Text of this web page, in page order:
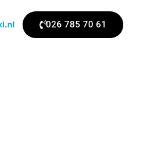
026 785 70 61